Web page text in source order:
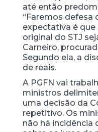
até então
“Faremos defesa
expectativa é
original do STJ
Carneiro,
Segundo ela, a
de reais.
A PGFN vai
ministros
uma decisão da
repetitivo. Os
não há incidência